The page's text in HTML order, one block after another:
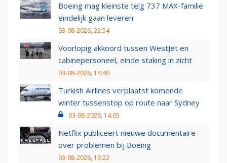
Boeing mag kleinste telg 737 MAX-familie
eindelijk gaan leveren
03-08-2026, 22:54
Voorlopig akkoord tussen WestJet en
cabinepersoneel, einde staking in zicht
03-08-2026, 14:40
Turkish Airlines verplaatst komende
winter tussenstop op route naar Sydney
03-08-2026, 14:03
Netflix publiceert nieuwe documentaire
over problemen bij Boeing
03-08-2026, 13:22